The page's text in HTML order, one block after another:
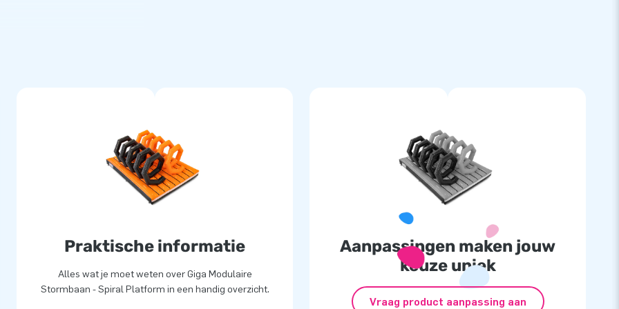
Kies ze in jouw gewenste
te houden en geschikt voor
uit Zoetermeer zijn alle
handleiding. Zo heb je
jouw klanten de dag van
mensen wereldwijd een gat
Praktische informatie
Alles wat je moet weten over Giga Modulaire
Stormbaan - Spiral Platform in een handig overzicht.
Aanpassingen maken jouw
keuze uniek
Vraag product aanpassing aan